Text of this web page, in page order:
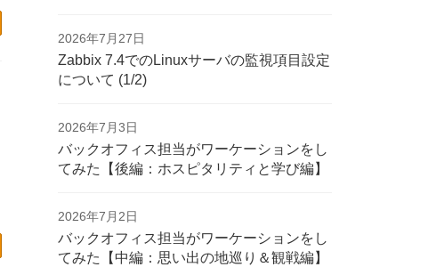
2026年7月27日
Zabbix 7.4でのLinuxサーバの監視項目設定
について (1/2)
2026年7月3日
バックオフィス担当がワーケーションをし
てみた【後編：ホスピタリティと学び編】
2026年7月2日
バックオフィス担当がワーケーションをし
てみた【中編：思い出の地巡り＆観戦編】